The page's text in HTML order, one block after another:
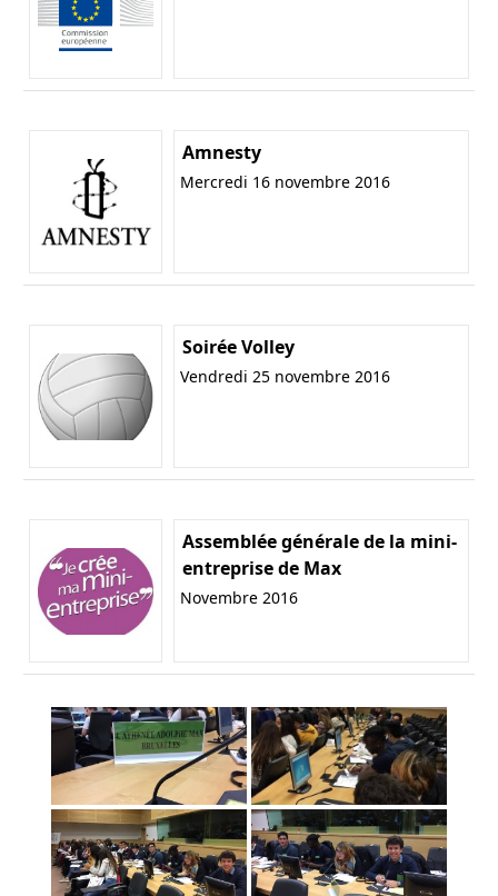
Amnesty
Mercredi 16 novembre 2016
Soirée Volley
Vendredi 25 novembre 2016
Assemblée générale de la mini-
entreprise de Max
Novembre 2016